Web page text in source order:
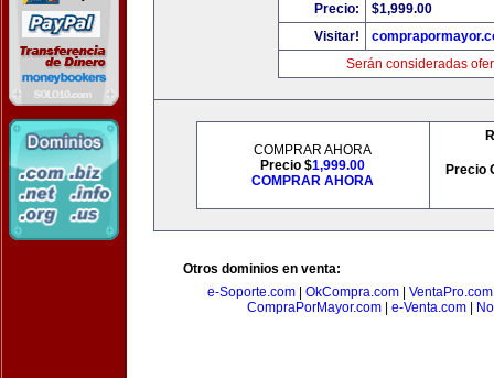
Precio:
$1,999.00
Visitar!
Serán consideradas
COMPRAR AHORA
Precio $1,999.00
COMPRAR AHORA
Precio
Otros dominios en venta:
e-Soporte.com
OkCompra.com VentaPro.com
CompraPorMayor.com| e-Venta.com|